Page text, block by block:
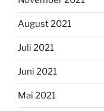
August 2021
Juli 2021
Juni 2021
Mai 2021